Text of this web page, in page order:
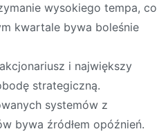
wysokiego tempa, co
kwartale bywa boleśnie
i największy
strategiczną.
systemów z
bywa źródłem opóźnień.